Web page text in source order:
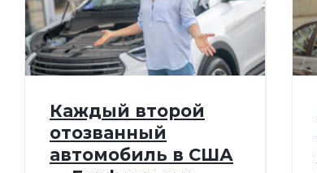
Каждый второй
отозванный
автомобиль в США